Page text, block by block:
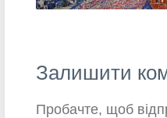
Залишити
Пробачте, щоб